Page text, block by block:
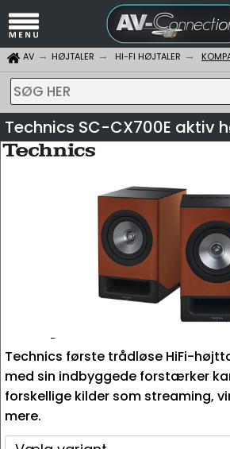
AV HØJTALER HI-FI HØJTALER
SØG HER
Technics SC-CX700E aktiv
Technics første trådløse HiFi-
med sin indbyggede forstærker
forskellige kilder som streaming,
mere.